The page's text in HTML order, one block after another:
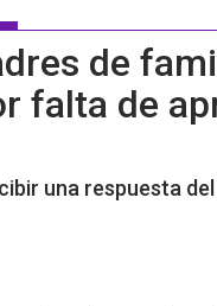
de
falta de
una respuesta